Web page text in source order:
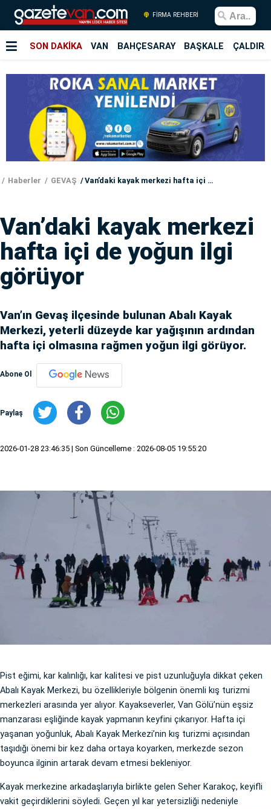
FİRMA REHBERİ
SON DAKİKA VAN BAHÇESARAY BAŞKALE
Haberler GEVAŞ Van’daki kayak merkezi hafta içi de yoğun ilgi görüyor
Van’daki kayak merkezi
hafta içi de yoğun ilgi
görüyor
Van’ın Gevaş ilçesinde bulunan Abalı Kayak
Merkezi, yeterli düzeyde kar yağışının ardından
hafta içi olmasına rağmen yoğun ilgi görüyor.
Abone Ol
Paylaş
2026-01-28 23:46:35 | Son Güncelleme : 2026-08-05 19:55:20
Pist eğimi, kar kalınlığı, kar kalitesi ve pist uzunluğuyla dikkat çeken
Abalı Kayak Merkezi, bu özellikleriyle bölgenin önemli kış turizmi
merkezleri arasında yer alıyor. Kayakseverler, Van Gölü’nün eşsiz
manzarası eşliğinde kayak yapmanın keyfini çıkarıyor. Hafta içi
yaşanan yoğunluk, Abalı Kayak Merkezi’nin kış turizmi açısından
taşıdığı önemi bir kez daha ortaya koyarken, merkezde sezon
boyunca ilginin artarak devam etmesi bekleniyor.
Kayak merkezine arkadaşlarıyla birlikte gelen Seher Karakoç, keyifli
vakit geçirdiklerini söyledi. Geçen yıl kar yetersizliği nedeniyle